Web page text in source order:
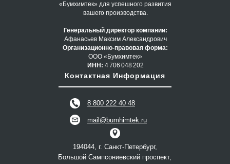
Контактная Информация
8 800 222 40 48
«Бумхимтек» для успешного развития
вашего производства.
Генеральный директор компании:
Афанасьев Максим Александрович
Организационно-правовая форма:
ООО «Бумхимтек»
ИНН: 4 706 048 202
mail@bumhimtek.ru
194044, г. Санкт-Петербург,
Большой Сампсониевский проспект,